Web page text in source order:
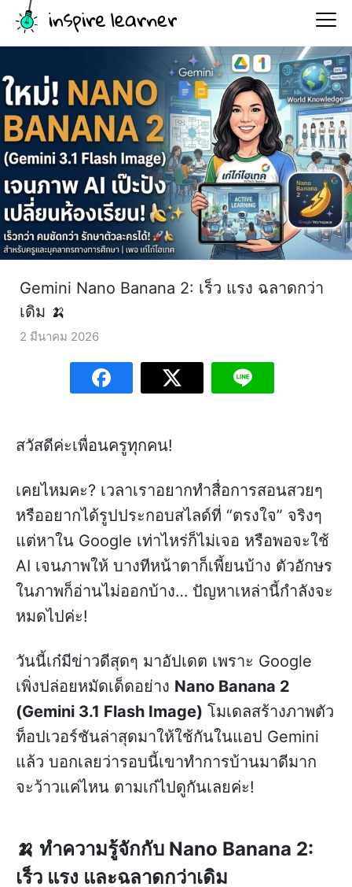
Gemini Nano Banana 2: เร็ว แรง ฉลาดกว่า
เดิม 🍌
2 มีนาคม 2026
สวัสดีค่ะเพื่อนครูทุกคน!
เคยไหมคะ? เวลาเราอยากทำสื่อการสอนสวยๆ
หรืออยากได้รูปประกอบสไลด์ที่ “ตรงใจ” จริงๆ
แต่หาใน Google เท่าไหร่ก็ไม่เจอ หรือพอจะใช้
AI เจนภาพให้ บางทีหน้าตาก็เพี้ยนบ้าง ตัวอักษร
ในภาพก็อ่านไม่ออกบ้าง… ปัญหาเหล่านี้กำลังจะ
หมดไปค่ะ!
วันนี้เก๋มีข่าวดีสุดๆ มาอัปเดต เพราะ Google
เพิ่งปล่อยหมัดเด็ดอย่าง Nano Banana 2
(Gemini 3.1 Flash Image) โมเดลสร้างภาพตัว
ท็อปเวอร์ชันล่าสุดมาให้ใช้กันในแอป Gemini
แล้ว บอกเลยว่ารอบนี้เขาทำการบ้านมาดีมาก
จะว้าวแค่ไหน ตามเก๋ไปดูกันเลยค่ะ!
🍌 ทำความรู้จักกับ Nano Banana 2:
เร็ว แรง และฉลาดกว่าเดิม